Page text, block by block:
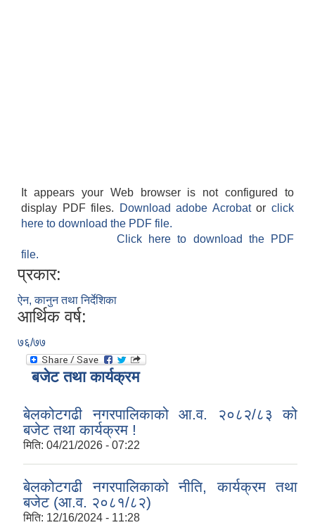
It appears your Web browser is not configured to
display PDF files.
Download adobe Acrobatorclick
here to download the PDF file.
Click here to download the PDF
file.
प्रकार:
ऐन, कानुन तथा निर्देशिका
आर्थिक वर्ष:
७६/७७
बजेट तथा कार्यक्रम
बेलकोटगढी नगरपालिकाको आ.व. २०८२/८३ को
बजेट तथा कार्यक्रम !
मिति: 04/21/2026 - 07:22
बेलकोटगढी नगरपालिकाको नीति, कार्यक्रम तथा
बजेट (आ.व. २०८१/८२)
मिति: 12/16/2024 - 11:28